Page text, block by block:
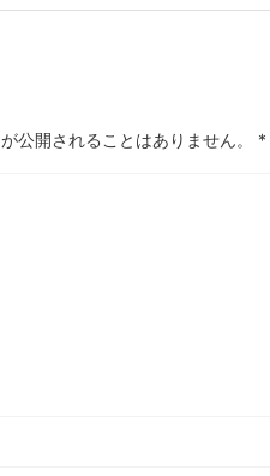
公開されることはありません。 *